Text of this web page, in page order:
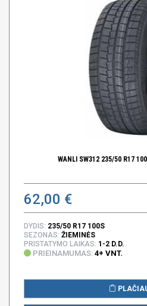
WANLI SW312 235/50 R17
62,00 €
DYDIS: 235/50 R17 100S
SEZONAS: ŽIEMINĖS
PRISTATYMO LAIKAS: 1-2 D.D.
PRIEINAMUMAS: 4+ VNT.